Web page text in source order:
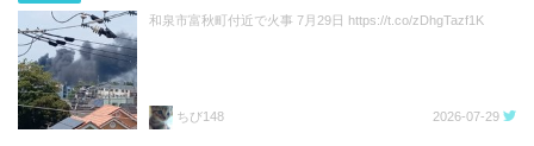
和泉市富秋町付近で火事 7月29日 https://t.co/zDhgTazf1K
ちび148 2026-07-29